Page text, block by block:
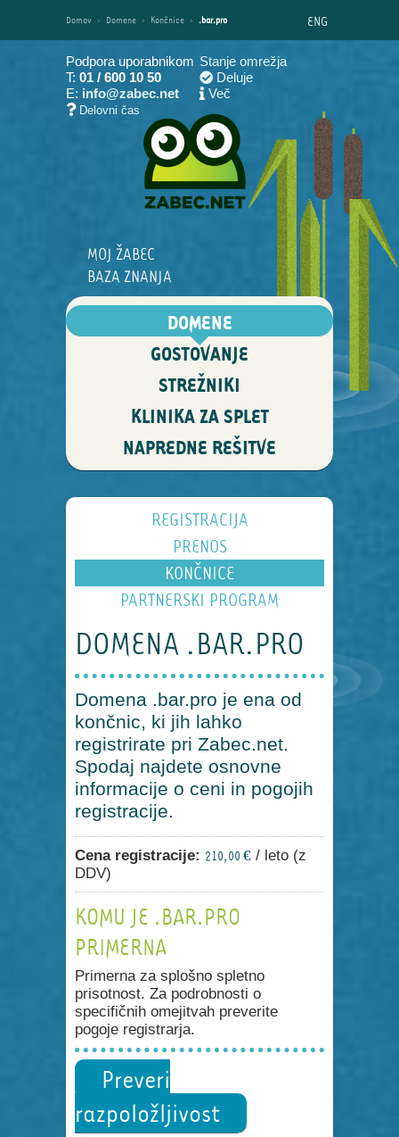
Domov › Domene › Končnice › .bar.pro ENG
Podpora uporabnikom
T: 01 / 600 10 50
E: info@zabec.net
Delovni čas
Stanje omrežja
Deluje
Več
MOJ ŽABEC
BAZA ZNANJA
DOMENE
GOSTOVANJE
STREŽNIKI
KLINIKA ZA SPLET
NAPREDNE REŠITVE
REGISTRACIJA
PRENOS
KONČNICE
PARTNERSKI PROGRAM
DOMENA .BAR.PRO
Domena .bar.pro je ena od
končnic, ki jih lahko
registrirate pri Zabec.net.
Spodaj najdete osnovne
informacije o ceni in pogojih
registracije.
Cena registracije: 210,00 € / leto (z
DDV)
KOMU JE .BAR.PRO
PRIMERNA
Primerna za splošno spletno
prisotnost. Za podrobnosti o
specifičnih omejitvah preverite
pogoje registrarja.
Preveri
razpoložljivost